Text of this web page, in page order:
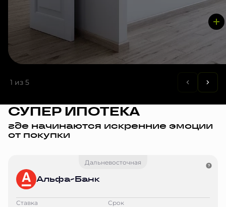
1 из 5
СУПЕР ИПОТЕКА
где начинаются искренние эмоции
от покупки
Дальневосточная
Альфа-Банк
Ставка Срок